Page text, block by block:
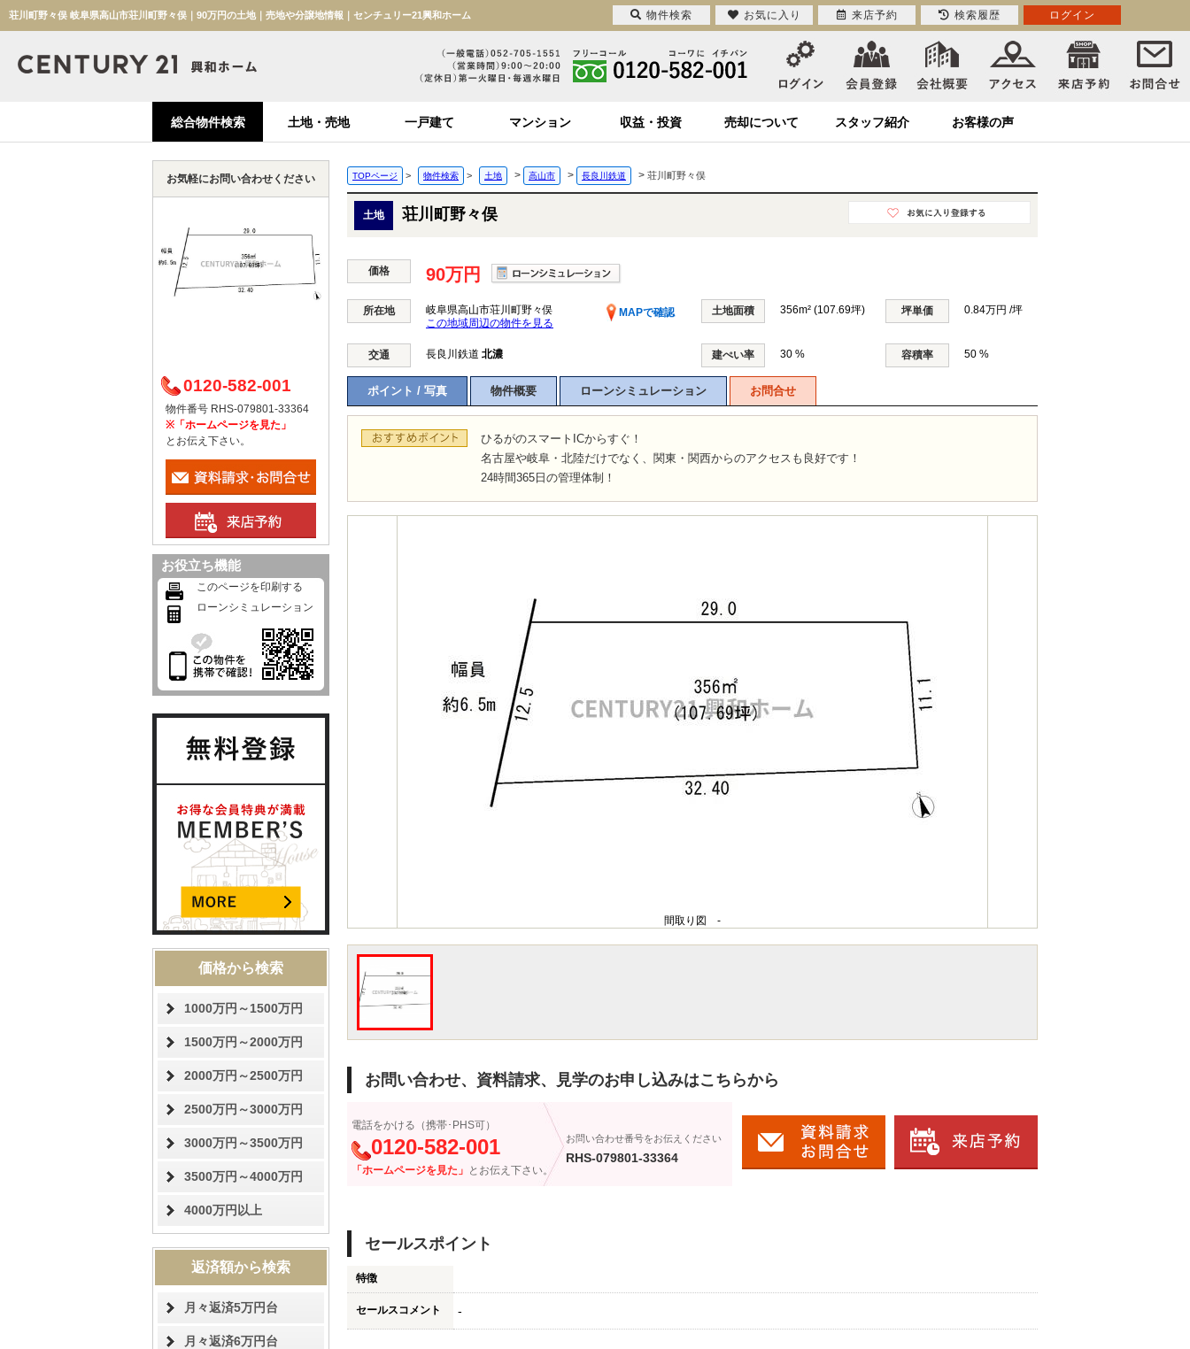
荘川町野々俣 岐阜県高山市荘川町野々俣｜90万円の土地｜売地や分譲地情報｜センチュリー21興和ホーム
総合物件検索 土地・売地 一戸建て マンション 収益・投資 売却について スタッフ紹介 お客様の声
TOPページ > 物件検索 > 土地 > 高山市 > 長良川鉄道 > 荘川町野々俣
土地 荘川町野々俣
価格 90万円
所在地 岐阜県高山市荘川町野々俣
MAPで確認
この地域周辺の物件を見る
土地面積 356m² (107.69坪) 坪単価 0.84万円 /坪
交通 長良川鉄道 北濃 建ぺい率 30 % 容積率 50 %
ポイント / 写真 物件概要 ローンシミュレーション お問合せ
ひるがのスマートICからすぐ！
名古屋や岐阜・北陸だけでなく、関東・関西からのアクセスも良好です！
24時間365日の管理体制！
間取り図 -
お問い合わせ、資料請求、見学のお申し込みはこちらから
電話をかける（携帯･PHS可）
0120-582-001
「ホームページを見た」 とお伝え下さい。
お問い合わせ番号をお伝えください
RHS-079801-33364
セールスポイント
特徴
セールスコメント -
お気軽にお問い合わせください
0120-582-001
物件番号 RHS-079801-33364
※「ホームページを見た」
とお伝え下さい。
お役立ち機能
このページを印刷する
ローンシミュレーション
価格から検索
1000万円～1500万円
1500万円～2000万円
2000万円～2500万円
2500万円～3000万円
3000万円～3500万円
3500万円～4000万円
4000万円以上
返済額から検索
月々返済5万円台
月々返済6万円台
物件検索 お気に入り 来店予約 検索履歴 ログイン